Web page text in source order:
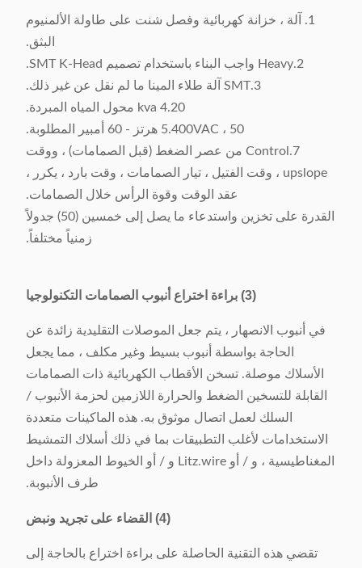
الوقت
وصول الماكينة
(الآلات) إلى
مركز الخدمة
في الخارج
المتاحة
1. آلة ، خزانة كهربائية وفصل شنت على طاولة الألمنيوم
البثق.
2.Heavy واجب البناء باستخدام تصميم SMT K-Head.
3.SMT آلة طلاء المينا ما لم نقل عن غير ذلك.
4.20 kva محول المياه المبردة.
5.400VAC ، 50 هرتز - 60 أمبير المطلوبة.
7.Control من عصر الضغط (قبل الصمامات) ، ووقت
upslope ، وقت الفتيل ، تيار الصمامات ، وقت بارد ، يكرر ،
عقد الوقت وقوة الرأس خلال الصمامات.
القدرة على تخزين واستدعاء ما يصل إلى خمسين (50) جدولاً
زمنياً مختلفاً.
(3) براءة اختراع أنبوب الصمامات التكنولوجيا
في أنبوب الانصهار ، يتم جعل الموصلات التقليدية زائدة عن
الحاجة بواسطة أنبوب بسيط وغير مكلف ، مما يجعل
الأسلاك موصلة. تسخن الأقطاب الكهربائية ذات الصمامات
القابلة للتسخين الضغط والحرارة اللازمين لحزمة الأنبوب /
السلك لعمل اتصال موثوق به. هذه الماكينات متعددة
الاستخدامات لأغلب التطبيقات بما في ذلك أسلاك التمشيط
المغناطيسية ، و / أو Litz.wire و / أو الخيوط المعزولة داخل
طرف الأنبوبة.
(4) القضاء على تجريد ونبض
تقضي هذه التقنية الحاصلة على براءة اختراع بالحاجة إلى